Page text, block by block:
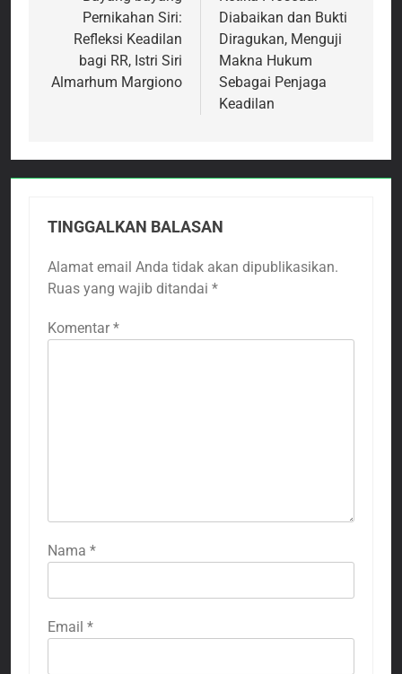
Pernikahan Siri:
Refleksi Keadilan
bagi RR, Istri Siri
Almarhum Margiono
Diabaikan dan Bukti
Diragukan, Menguji
Makna Hukum
Sebagai Penjaga
Keadilan
TINGGALKAN BALASAN
Alamat email Anda tidak akan dipublikasikan.
Ruas yang wajib ditandai *
Komentar *
Nama *
Email *